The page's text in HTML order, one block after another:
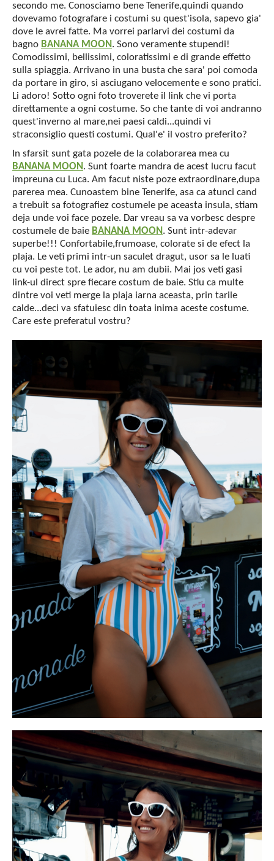
secondo me. Conosciamo bene Tenerife,quindi quando
dovevamo fotografare i costumi su quest'isola, sapevo gia'
dove le avrei fatte. Ma vorrei parlarvi dei costumi da
bagno BANANA MOON. Sono veramente stupendi!
Comodissimi, bellissimi, coloratissimi e di grande effetto
sulla spiaggia. Arrivano in una busta che sara' poi comoda
da portare in giro, si asciugano velocemente e sono pratici.
Li adoro! Sotto ogni foto troverete il link che vi porta
direttamente a ogni costume. So che tante di voi andranno
quest'inverno al mare,nei paesi caldi...quindi vi
straconsiglio questi costumi. Qual'e' il vostro preferito?
In sfarsit sunt gata pozele de la colaborarea mea cu
BANANA MOON. Sunt foarte mandra de acest lucru facut
impreuna cu Luca. Am facut niste poze extraordinare,dupa
parerea mea. Cunoastem bine Tenerife, asa ca atunci cand
a trebuit sa fotografiez costumele pe aceasta insula, stiam
deja unde voi face pozele. Dar vreau sa va vorbesc despre
costumele de baie BANANA MOON. Sunt intr-adevar
superbe!!! Confortabile,frumoase, colorate si de efect la
plaja. Le veti primi intr-un saculet dragut, usor sa le luati
cu voi peste tot. Le ador, nu am dubii. Mai jos veti gasi
link-ul direct spre fiecare costum de baie. Stiu ca multe
dintre voi veti merge la plaja iarna aceasta, prin tarile
calde...deci va sfatuiesc din toata inima aceste costume.
Care este preferatul vostru?